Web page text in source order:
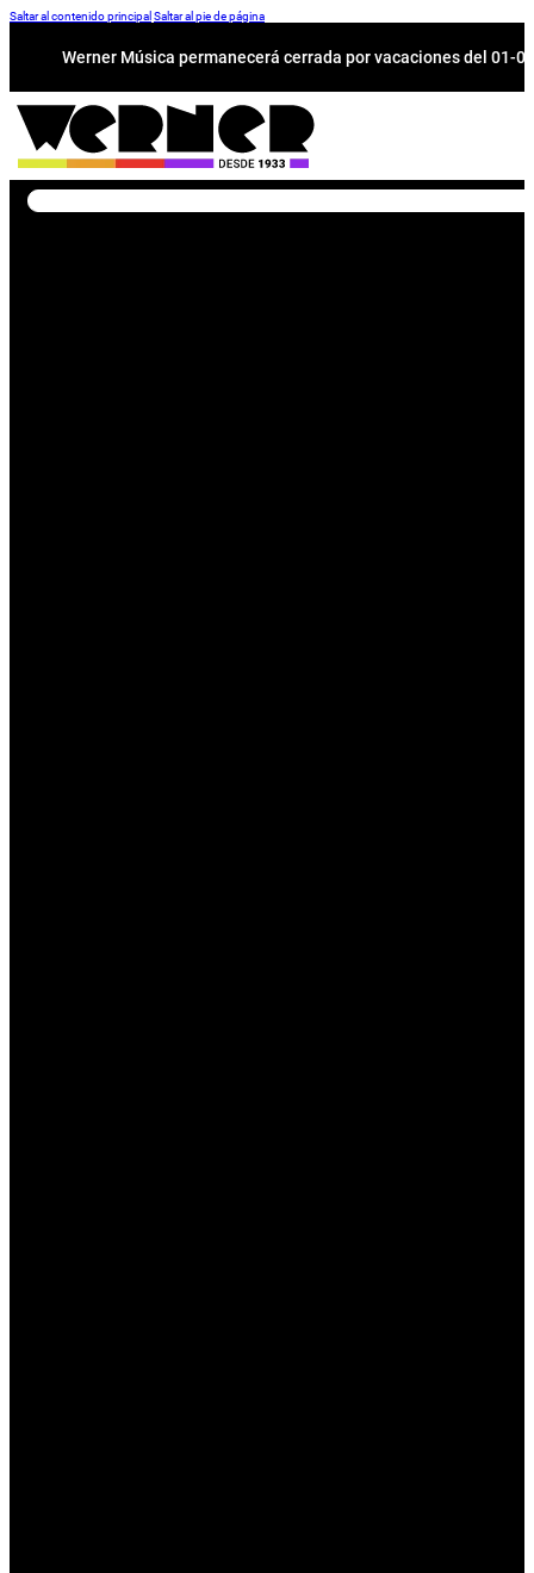
Saltar al contenido principal Saltar al pie de página
Werner Música permanecerá cerrada por vacaciones del 01-
Buscar